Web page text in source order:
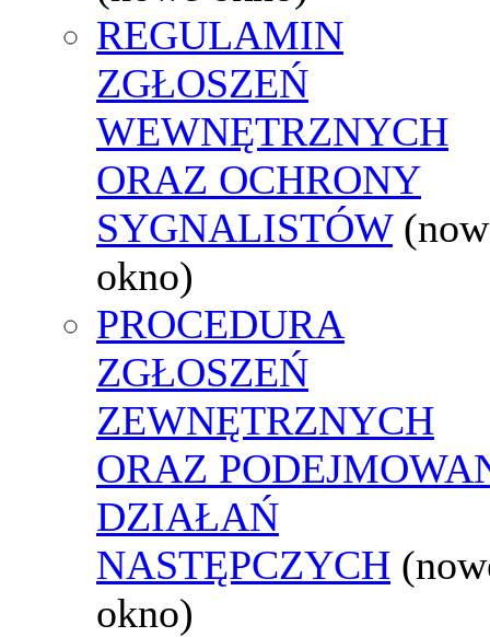
REGULAMIN
ZGŁOSZEŃ
WEWNĘTRZNYCH
ORAZ OCHRONY
SYGNALISTÓW
okno)
PROCEDURA
ZGŁOSZEŃ
ZEWNĘTRZNYCH
ORAZ
DZIAŁAŃ
NASTĘPCZYCH
okno)